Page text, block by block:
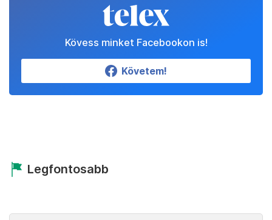
Kövess minket Facebookon is!
Követem!
Legfontosabb